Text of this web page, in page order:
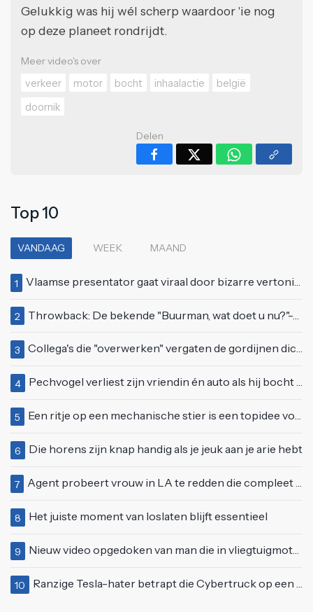
Gelukkig was hij wél scherp waardoor 'ie nog
op deze planeet rondrijdt.
Meer video's over
verkeer
motor bocht inhaalactie
belgië
doornik
Delen
Top 10
VANDAAG WEEK MAAND
1 Vlaamse presentator gaat viraal door bizarre vertoning op live televisie: "Helemaal stijf van de bloem"
2 Throwback: De bekende "Buurman, wat doet u nu?"-scène uit Flodder met Tatjana Šimić
3 Collega's die "overwerken" vergaten de gordijnen dicht te doen
4 Pechvogel verliest zijn vriendin én auto als hij bocht te scherp neemt
5 Een ritje op een mechanische stier is een topidee voor een eerste date
6 Die horens zijn knap handig als je jeuk aan je arie hebt
7 Agent probeert vrouw in LA te redden die compleet van het padje is
8 Het juiste moment van loslaten blijft essentieel
9 Nieuw video opgedoken van man die in vliegtuigmotor springt op vliegveld Milaan
10 Ranzige Tesla-hater betrapt die Cybertruck op een 'speciale bruine coating' trakteert